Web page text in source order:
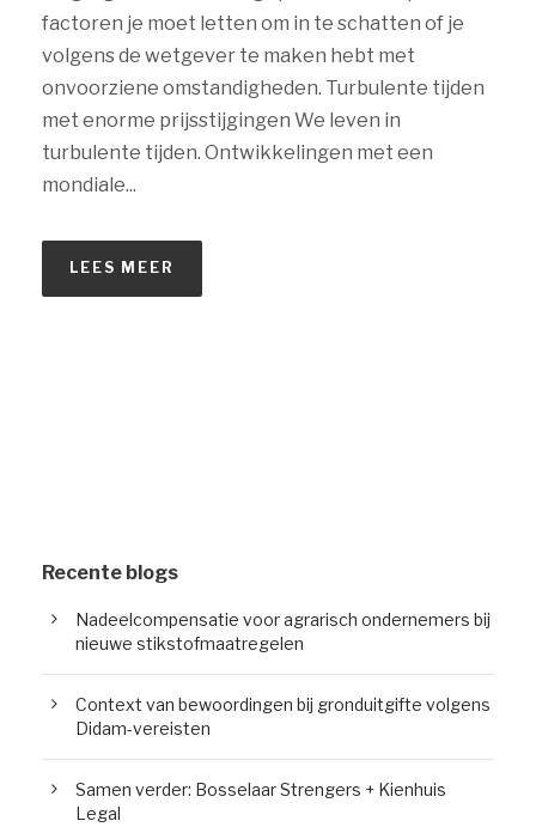
factoren je moet letten om in te schatten of je
volgens de wetgever te maken hebt met
onvoorziene omstandigheden. Turbulente tijden
met enorme prijsstijgingen We leven in
turbulente tijden. Ontwikkelingen met een
mondiale...
LEES MEER
Recente blogs
Nadeelcompensatie voor agrarisch ondernemers bij
nieuwe stikstofmaatregelen
Context van bewoordingen bij gronduitgifte volgens
Didam-vereisten
Samen verder: Bosselaar Strengers + Kienhuis
Legal